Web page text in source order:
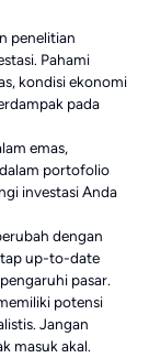
penelitian
Pahami
kondisi ekonomi
pada
emas,
portofolio
investasi Anda
dengan
up-to-date
pasar.
potensi
Jangan
masuk akal.